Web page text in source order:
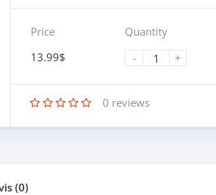
Price
13.99$
Quantity
-
+
0 reviews
(0)